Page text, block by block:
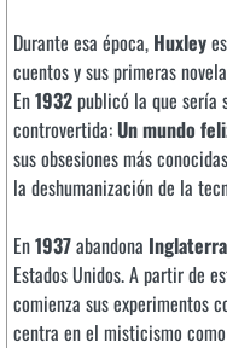
Durante esa época, Huxley
cuentos y sus primeras
En1932publicó la que sería
controvertida:Un mundo
sus obsesiones más
la deshumanización de la
En1937abandona Inglaterra
Estados Unidos. A partir de
comienza sus experimentos
centra en el misticismo